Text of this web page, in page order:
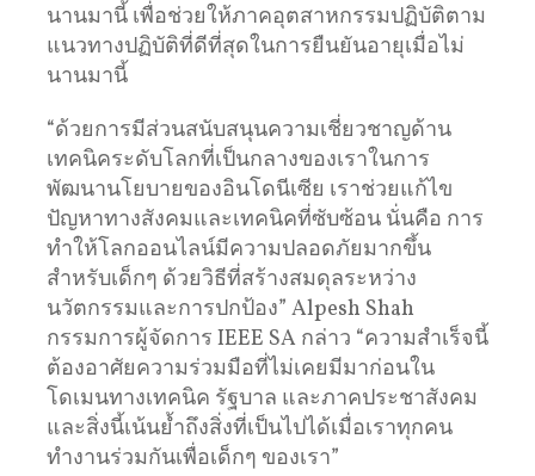
นานมานี้ เพื่อช่วยให้ภาคอุตสาหกรรมปฏิบัติตาม
แนวทางปฏิบัติที่ดีที่สุดในการยืนยันอายุเมื่อไม่
นานมานี้
“ด้วยการมีส่วนสนับสนุนความเชี่ยวชาญด้าน
เทคนิคระดับโลกที่เป็นกลางของเราในการ
พัฒนานโยบายของอินโดนีเซีย เราช่วยแก้ไข
ปัญหาทางสังคมและเทคนิคที่ซับซ้อน นั่นคือ การ
ทำให้โลกออนไลน์มีความปลอดภัยมากขึ้น
สำหรับเด็กๆ ด้วยวิธีที่สร้างสมดุลระหว่าง
นวัตกรรมและการปกป้อง” Alpesh Shah
กรรมการผู้จัดการ IEEE SA กล่าว “ความสำเร็จนี้
ต้องอาศัยความร่วมมือที่ไม่เคยมีมาก่อนใน
โดเมนทางเทคนิค รัฐบาล และภาคประชาสังคม
และสิ่งนี้เน้นย้ำถึงสิ่งที่เป็นไปได้เมื่อเราทุกคน
ทำงานร่วมกันเพื่อเด็กๆ ของเรา”